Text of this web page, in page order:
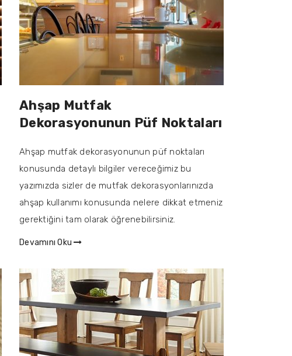
Ahşap Mutfak
Dekorasyonunun Püf Noktaları
Ahşap mutfak dekorasyonunun püf noktaları
konusunda detaylı bilgiler vereceğimiz bu
yazımızda sizler de mutfak dekorasyonlarınızda
ahşap kullanımı konusunda nelere dikkat etmeniz
gerektiğini tam olarak öğrenebilirsiniz.
Devamını Oku